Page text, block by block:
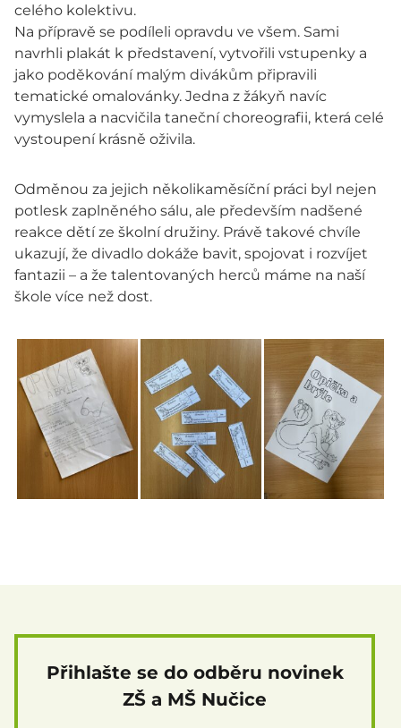
celého kolektivu.
Na přípravě se podíleli opravdu ve všem. Sami
navrhli plakát k představení, vytvořili vstupenky a
jako poděkování malým divákům připravili
tematické omalovánky. Jedna z žákyň navíc
vymyslela a nacvičila taneční choreografii, která celé
vystoupení krásně oživila.
Odměnou za jejich několikaměsíční práci byl nejen
potlesk zaplněného sálu, ale především nadšené
reakce dětí ze školní družiny. Právě takové chvíle
ukazují, že divadlo dokáže bavit, spojovat i rozvíjet
fantazii – a že talentovaných herců máme na naší
škole více než dost.
Přihlašte se do odběru novinek
ZŠ a MŠ Nučice